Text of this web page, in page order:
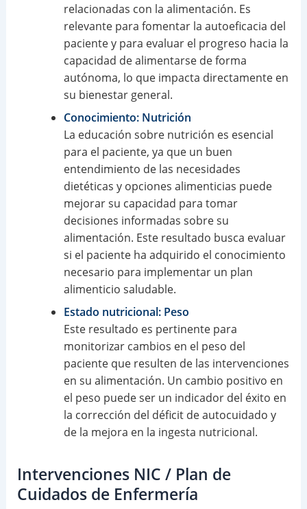
relacionadas con la alimentación. Es
relevante para fomentar la autoeficacia del
paciente y para evaluar el progreso hacia la
capacidad de alimentarse de forma
autónoma, lo que impacta directamente en
su bienestar general.
Conocimiento: Nutrición
La educación sobre nutrición es esencial
para el paciente, ya que un buen
entendimiento de las necesidades
dietéticas y opciones alimenticias puede
mejorar su capacidad para tomar
decisiones informadas sobre su
alimentación. Este resultado busca evaluar
si el paciente ha adquirido el conocimiento
necesario para implementar un plan
alimenticio saludable.
Estado nutricional: Peso
Este resultado es pertinente para
monitorizar cambios en el peso del
paciente que resulten de las intervenciones
en su alimentación. Un cambio positivo en
el peso puede ser un indicador del éxito en
la corrección del déficit de autocuidado y
de la mejora en la ingesta nutricional.
Intervenciones NIC / Plan de
Cuidados de Enfermería